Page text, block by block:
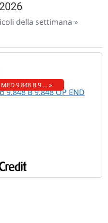
della settimana »
9.848 B 9.… »